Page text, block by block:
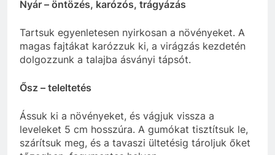
Nyár – öntözés, karózós, trágyázás
Tartsuk egyenletesen nyirkosan a növényeket. A
magas fajtákat karózzuk ki, a virágzás kezdetén
dolgozzunk a talajba ásványi tápsót.
Ősz – teleltetés
Ássuk ki a növényeket, és vágjuk vissza a
leveleket 5 cm hosszúra. A gumókat tisztítsuk le,
szárítsuk meg, és a tavaszi ültetésig tároljuk őket